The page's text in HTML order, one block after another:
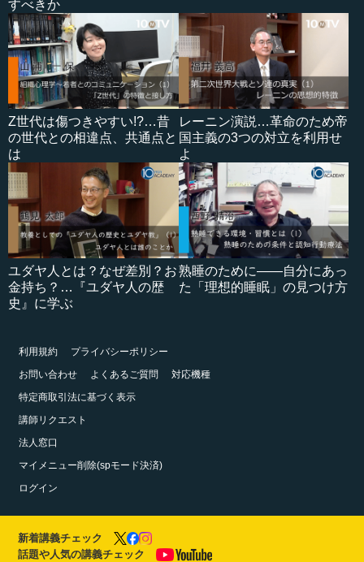
すべきか
Z世代は傷つきやすい!?…昔
の世代との相違点、共通点と
は
レーニン演説…革命のため帝
国主義の3つの対立を利用せ
よ
ユダヤ人とは？なぜ差別？お
金持ち？…『ユダヤ人の歴
史』に学ぶ
熟睡のために――自分にあっ
た「理想的睡眠」の見つけ方
利用規約
プライバシーポリシー
お問い合わせ
よくあるご質問
対応機種
特定商取引法に基づく表示
講師リクエスト
法人窓口
マイメニュー削除(spモード決済)
ログイン
新着講義チェック
話題や人気の講義チェック